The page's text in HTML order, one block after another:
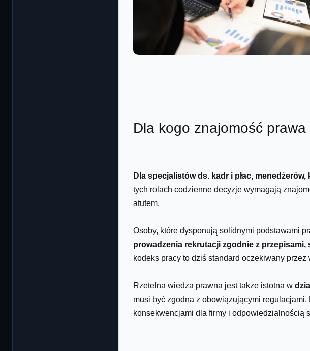
Dla kogo znajomość
Dla specjalistów ds. kadr i płac,
tych rolach codzienne decyzje wymagają
atutem.
Osoby, które dysponują solidnymi podstawami
prowadzenia rekrutacji zgodnie z
kodeks pracy to dziś standard oczekiwany przez
Rzetelna wiedza prawna jest także istotna w
musi być zgodna z obowiązującymi
konsekwencjami dla firmy i odpowiedzialnością